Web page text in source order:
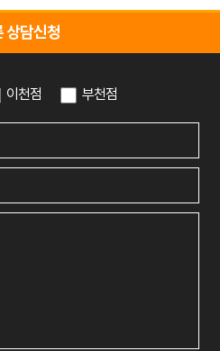
상담신청
이천점 부천점